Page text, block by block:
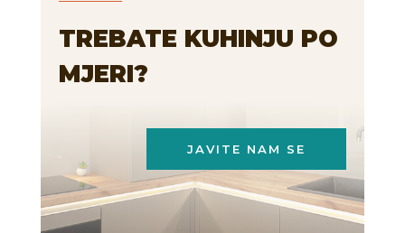
TREBATE KUHINJU PO
MJERI?
JAVITE NAM SE